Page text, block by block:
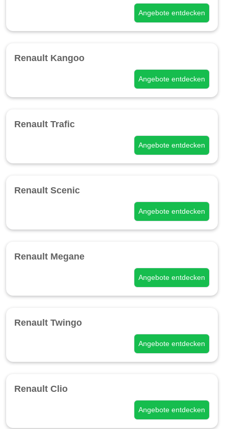
Angebote entdecken
Renault Kangoo
Angebote entdecken
Renault Trafic
Angebote entdecken
Renault Scenic
Angebote entdecken
Renault Megane
Angebote entdecken
Renault Twingo
Angebote entdecken
Renault Clio
Angebote entdecken